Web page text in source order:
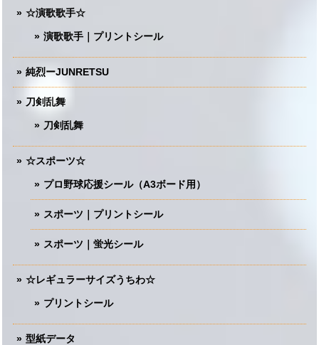
☆演歌歌手☆
演歌歌手｜プリントシール
純烈ーJUNRETSU
刀剣乱舞
刀剣乱舞
☆スポーツ☆
プロ野球応援シール（A3ボード用）
スポーツ｜プリントシール
スポーツ｜蛍光シール
☆レギュラーサイズうちわ☆
プリントシール
型紙データ